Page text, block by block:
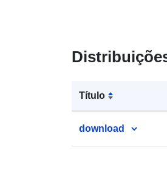
Título
download